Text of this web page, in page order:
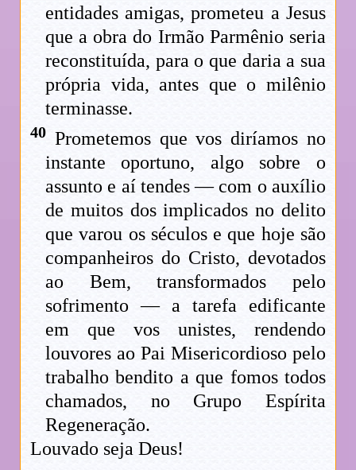
entidades amigas, prometeu a Jesus
que a obra do Irmão Parmênio seria
reconstituída, para o que daria a sua
própria vida, antes que o milênio
terminasse.
40 Prometemos que vos diríamos no
instante oportuno, algo sobre o
assunto e aí tendes — com o auxílio
de muitos dos implicados no delito
que varou os séculos e que hoje são
companheiros do Cristo, devotados
ao Bem, transformados pelo
sofrimento — a tarefa edificante
em que vos unistes, rendendo
louvores ao Pai Misericordioso pelo
trabalho bendito a que fomos todos
chamados, no Grupo Espírita
Regeneração.
Louvado seja Deus!